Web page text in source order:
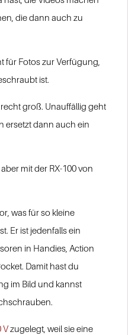
die dann auch zu
für Fotos zur Verfügung,
ist.
groß. Unauffällig geht
ersetzt dann auch ein
mit der RX-100 von
was für so kleine
Er ist jedenfalls ein
in Handies, Action
Damit hast du
im Bild und kannst
Vzugelegt, weil sie eine